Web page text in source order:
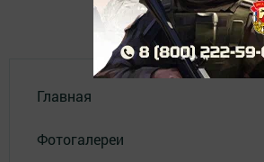
Главная
Фотогалереи